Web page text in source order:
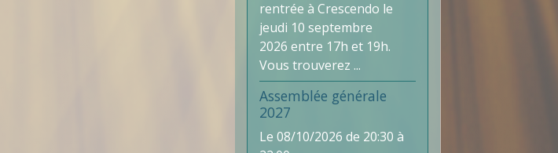
rentrée à Crescendo le
jeudi 10 septembre
2026 entre 17h et 19h.
Vous trouverez ...
Assemblée générale
2027
Le 08/10/2026 de 20:30 à